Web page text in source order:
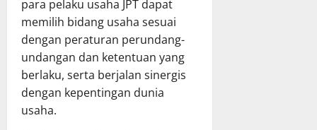
para pelaku usaha JPT dapat
memilih bidang usaha sesuai
dengan peraturan perundang-
undangan dan ketentuan yang
berlaku, serta berjalan sinergis
dengan kepentingan dunia
usaha.